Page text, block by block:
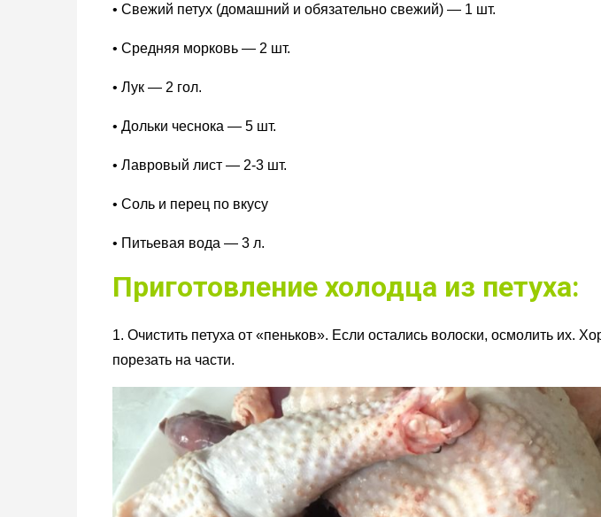
• Свежий петух (домашний и обязательно свежий) — 1 шт.
• Средняя морковь — 2 шт.
• Лук — 2 гол.
• Дольки чеснока — 5 шт.
• Лавровый лист — 2-3 шт.
• Соль и перец по вкусу
• Питьевая вода — 3 л.
Приготовление холодца из петуха:
1. Очистить петуха от «пеньков». Если остались волоски, осмолить их.
порезать на части.